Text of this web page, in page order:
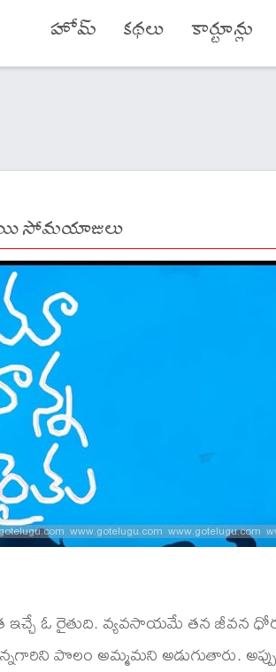
హోమ్ కథలు కార్టూన్లు
సోమయాజులు
ఓ రైతుది. వ్యవసాయమే తన జీవన
పొలం అమ్మమని అడుగుతారు.